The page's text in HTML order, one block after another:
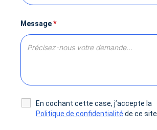
Message*
En cochant cette case, j’accepte la
Politique de confidentialité de ce site